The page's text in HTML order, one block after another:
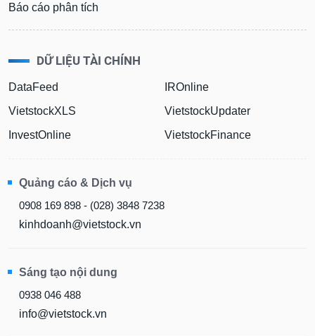
Báo cáo phân tích
DỮ LIỆU TÀI CHÍNH
DataFeed
VietstockXLS
InvestOnline
IROnline
VietstockUpdater
VietstockFinance
Quảng cáo & Dịch vụ
0908 169 898 - (028) 3848 7238
kinhdoanh@vietstock.vn
Sáng tạo nội dung
0938 046 488
info@vietstock.vn